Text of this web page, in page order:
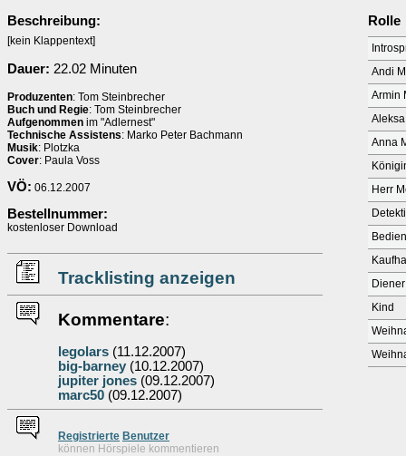
Beschreibung:
[kein Klappentext]
Dauer: 22.02 Minuten
Produzenten: Tom Steinbrecher
Buch und Regie: Tom Steinbrecher
Aufgenommen im "Adlernest"
Technische Assistens: Marko Peter Bachmann
Musik: Plotzka
Cover: Paula Voss
VÖ: 06.12.2007
Bestellnummer:
kostenloser Download
Tracklisting anzeigen
Kommentare:
legolars (11.12.2007)
big-barney (10.12.2007)
jupiter jones (09.12.2007)
marc50 (09.12.2007)
Registrierte Benutzer
können Hörspiele kommentieren
Rolle
Andi
Armin
Anna
Herr
Kind